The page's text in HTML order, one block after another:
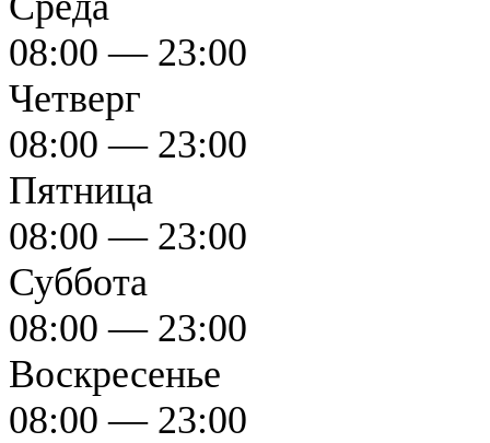
08:00 — 23:00
Четверг
08:00 — 23:00
Пятница
08:00 — 23:00
Суббота
08:00 — 23:00
Воскресенье
08:00 — 23:00